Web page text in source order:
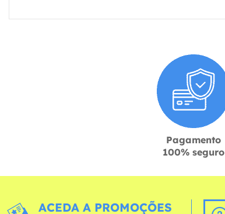
Pagamento
100% seguro
ACEDA A PROMOÇÕES